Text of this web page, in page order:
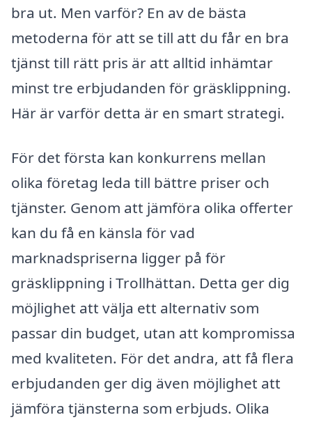
bra ut. Men varför? En av de bästa
metoderna för att se till att du får en bra
tjänst till rätt pris är att alltid inhämtar
minst tre erbjudanden för gräsklippning.
Här är varför detta är en smart strategi.
För det första kan konkurrens mellan
olika företag leda till bättre priser och
tjänster. Genom att jämföra olika offerter
kan du få en känsla för vad
marknadspriserna ligger på för
gräsklippning i Trollhättan. Detta ger dig
möjlighet att välja ett alternativ som
passar din budget, utan att kompromissa
med kvaliteten. För det andra, att få flera
erbjudanden ger dig även möjlighet att
jämföra tjänsterna som erbjuds. Olika